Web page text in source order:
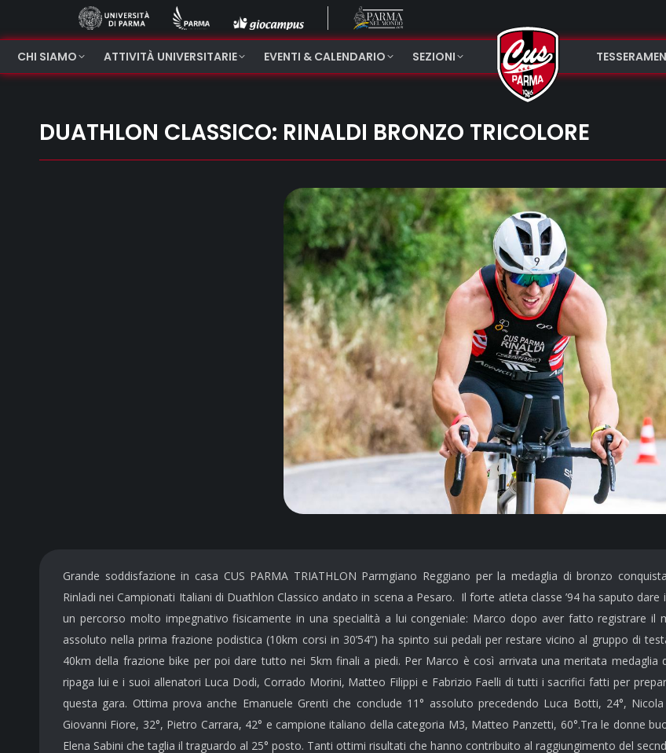
CHI SIAMO ATTIVITÀ UNIVERSITARIE EVENTI & CALENDARIO SEZIONI
DUATHLON CLASSICO: RINALDI BRONZO TRICOLORE
Grande soddisfazione in casa CUS PARMA TRIATHLON Parmgiano Reggiano per la medaglia di bronzo
Rinladi nei Campionati Italiani di Duathlon Classico andato in scena a Pesaro. Il forte atleta classe ’94 ha saputo dare
un percorso molto impegnativo fisicamente in una specialità a lui congeniale: Marco dopo aver fatto registrare il
assoluto nella prima frazione podistica (10km corsi in 30’54”) ha spinto sui pedali per restare vicino al gruppo di
40km della frazione bike per poi dare tutto nei 5km finali a piedi. Per Marco è così arrivata una meritata medaglia
ripaga lui e i suoi allenatori Luca Dodi, Corrado Morini, Matteo Filippi e Fabrizio Faelli di tutti i sacrifici fatti per
questa gara. Ottima prova anche Emanuele Grenti che conclude 11° assoluto precedendo Luca Botti, 24°, Nicola
Giovanni Fiore, 32°, Pietro Carrara, 42° e campione italiano della categoria M3, Matteo Panzetti, 60°.Tra le donne
Elena Sabini che taglia il traguardo al 25° posto. Tanti ottimi risultati che hanno contribuito al raggiungimento del